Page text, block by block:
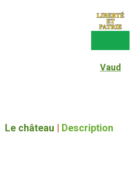
Vaud
Le château Description